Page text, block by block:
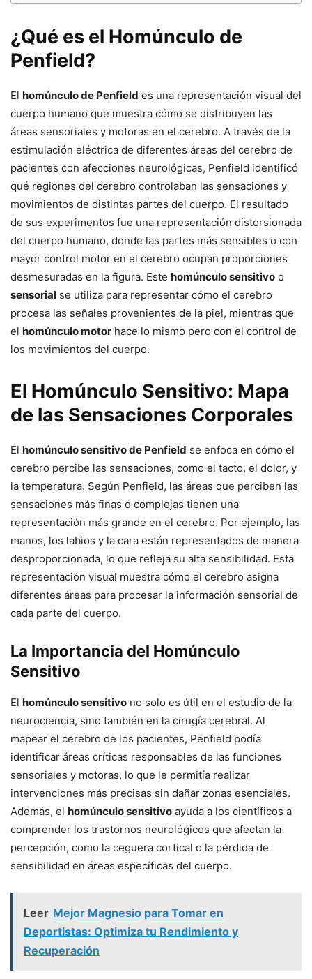
¿Qué es el Homúnculo de
Penfield?
El homúnculo de Penfield es una representación visual del
cuerpo humano que muestra cómo se distribuyen las
áreas sensoriales y motoras en el cerebro. A través de la
estimulación eléctrica de diferentes áreas del cerebro de
pacientes con afecciones neurológicas, Penfield identificó
qué regiones del cerebro controlaban las sensaciones y
movimientos de distintas partes del cuerpo. El resultado
de sus experimentos fue una representación distorsionada
del cuerpo humano, donde las partes más sensibles o con
mayor control motor en el cerebro ocupan proporciones
desmesuradas en la figura. Este homúnculo sensitivo o
sensorial se utiliza para representar cómo el cerebro
procesa las señales provenientes de la piel, mientras que
el homúnculo motor hace lo mismo pero con el control de
los movimientos del cuerpo.
El Homúnculo Sensitivo: Mapa
de las Sensaciones Corporales
El homúnculo sensitivo de Penfield se enfoca en cómo el
cerebro percibe las sensaciones, como el tacto, el dolor, y
la temperatura. Según Penfield, las áreas que perciben las
sensaciones más finas o complejas tienen una
representación más grande en el cerebro. Por ejemplo, las
manos, los labios y la cara están representados de manera
desproporcionada, lo que refleja su alta sensibilidad. Esta
representación visual muestra cómo el cerebro asigna
diferentes áreas para procesar la información sensorial de
cada parte del cuerpo.
La Importancia del Homúnculo
Sensitivo
El homúnculo sensitivo no solo es útil en el estudio de la
neurociencia, sino también en la cirugía cerebral. Al
mapear el cerebro de los pacientes, Penfield podía
identificar áreas críticas responsables de las funciones
sensoriales y motoras, lo que le permitía realizar
intervenciones más precisas sin dañar zonas esenciales.
Además, el homúnculo sensitivo ayuda a los científicos a
comprender los trastornos neurológicos que afectan la
percepción, como la ceguera cortical o la pérdida de
sensibilidad en áreas específicas del cuerpo.
Leer Mejor Magnesio para Tomar en
Deportistas: Optimiza tu Rendimiento y
Recuperación